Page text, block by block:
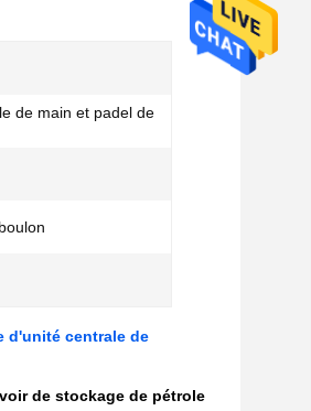
de main et padel de
d'unité centrale de
de stockage de pétrole